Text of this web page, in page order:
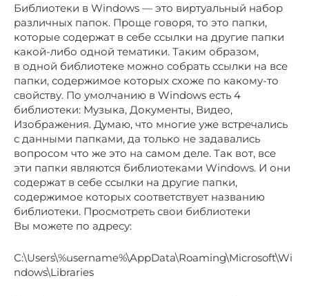
Библиотеки в Windows — это виртуальный набор
различных папок. Проще говоря, то это папки,
которые содержат в себе ссылки на другие папки
какой-либо одной тематики. Таким образом,
в одной библиотеке можно собрать ссылки на все
папки, содержимое которых схоже по какому-то
свойству. По умолчанию в Windows есть 4
библиотеки: Музыка, Документы, Видео,
Изображения. Думаю, что многие уже встречались
с данными папками, да только не задавались
вопросом что же это на самом деле. Так вот, все
эти папки являются библиотеками Windows. И они
содержат в себе ссылки на другие папки,
содержимое которых соответствует названию
библиотеки. Просмотреть свои библиотеки
Вы можете по адресу:
С:\Users\%username%\AppData\Roaming\Microsoft\Wi
ndows\Libraries